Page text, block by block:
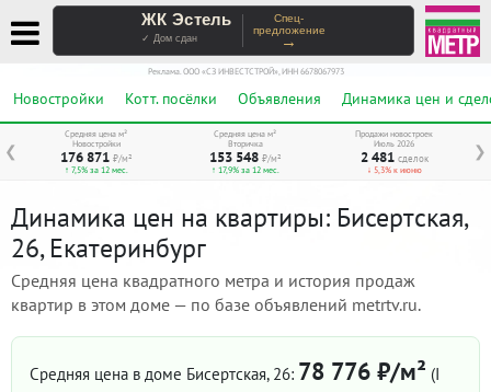
ЖК Эстель
✓ Дом сдан
Спец-
предложение
→
Реклама. ООО «СЗ ИНВЕСТСТРОЙ», ИНН 6678067973
Новостройки Котт. посёлки Объявления Динамика цен и
❮ ❯
Средняя цена м²
Новостройки
176 871 ₽/м²
↑ 7,5% за 12 мес.
Средняя цена м²
Вторичка
153 548 ₽/м²
↑ 17,9% за 12 мес.
Продажи новостроек
Июль 2026
2 481 сделок
↓ 5,3% к июню
Динамика цен на квартиры: Бисертская,
26, Екатеринбург
Средняя цена квадратного метра и история продаж
квартир в этом доме — по базе объявлений metrtv.ru.
Средняя цена в доме Бисертская, 26: 78 776 ₽/м² (I